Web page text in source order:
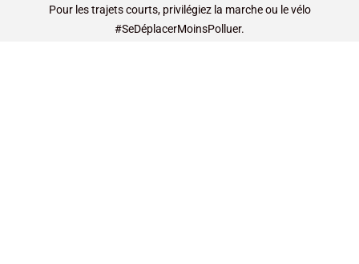
Pour les trajets courts, privilégiez la marche ou le vélo
#SeDéplacerMoinsPolluer.